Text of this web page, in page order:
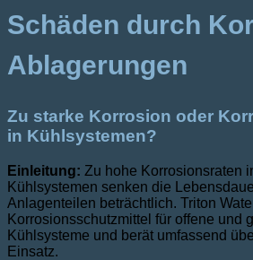
Schäden durch
Ablagerungen
Zu starke Korrosion oder
in Kühlsystemen?
Einleitung: Zu hohe Korrosionsraten
Kühlsystemen senken die
Anlagenteilen beträchtlich. Triton
Korrosionsschutzmittel für offene und
Kühlsysteme und berät umfassend
Einsatz.